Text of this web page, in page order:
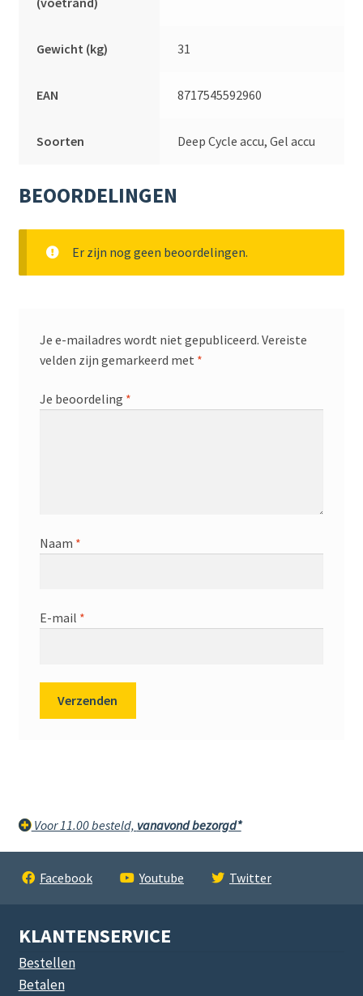
Gewicht (kg) 31
EAN 8717545592960
Soorten Deep Cycle accu, Gel accu
BEOORDELINGEN
Er zijn nog geen beoordelingen.
Je e-mailadres wordt niet gepubliceerd. Vereiste
velden zijn gemarkeerd met *
Je beoordeling *
Naam *
E-mail *
Voor 11.00 besteld, vanavond bezorgd*
Facebook Youtube Twitter
KLANTENSERVICE
Bestellen
Betalen